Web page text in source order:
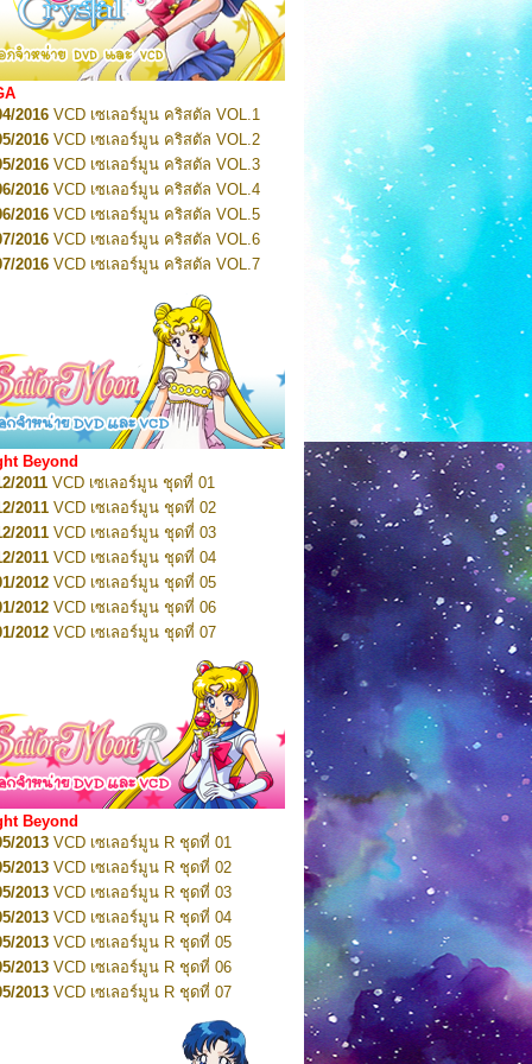
Pretty Guardian Sailor Moon Eternal
1
Pretty Guardian Sailor Moon Eternal
2
Pretty Guardian Sailor Moon Eternal
3
Pretty Guardian Sailor Moon Eternal
4
Pretty Guardian Sailor Moon Eternal
5
Pretty Guardian Sailor Moon Eternal
6
Pretty Guardian Sailor Moon Eternal
7
Pretty Guardian Sailor Moon Eternal
Pretty Guardian Sailor Moon Eternal
Pretty Guardian Sailor Moon Eternal
10
2026Code Name: Sailor V 1
2026Code Name: Sailor V 2
2016 VCD เซเลอร์มูน คริสตัล VOL.1
2016 VCD เซเลอร์มูน คริสตัล VOL.2
2016 VCD เซเลอร์มูน คริสตัล VOL.3
2016 VCD เซเลอร์มูน คริสตัล VOL.4
2016 VCD เซเลอร์มูน คริสตัล VOL.5
2016 VCD เซเลอร์มูน คริสตัล VOL.6
2016 VCD เซเลอร์มูน คริสตัล VOL.7
VCD เซเลอร์มูน คริสตัล VOL.9
VCD เซเลอร์มูน คริสตัล VOL.10
2016
VCD เซเลอร์มูน คริสตัล VOL.11
2016VCD เซเลอร์มูน คริสตัล VOL.12
2016VCD เซเลอร์มูน คริสตัล VOL.13
2016 DVD เซเลอร์มูน คริสตัล VOL.1
2016DVD เซเลอร์มูน คริสตัล VOL.2
2016 DVD เซเลอร์มูน คริสตัล VOL.3
2016 DVD เซเลอร์มูน คริสตัล VOL.4
2016 DVD เซเลอร์มูน คริสตัล VOL.5
2016 DVD เซเลอร์มูน คริสตัล VOL.6
2016DVD เซเลอร์มูน คริสตัล VOL.7
2016DVD เซเลอร์มูน คริสตัล VOL.8
2017 DVD เซเลอร์มูน คริสตัล Box-Set
Beyond
2011 VCD เซเลอร์มูน ชุดที่ 01
2011 VCD เซเลอร์มูน ชุดที่ 02
2011 VCD เซเลอร์มูน ชุดที่ 03
2011 VCD เซเลอร์มูน ชุดที่ 04
2012 VCD เซเลอร์มูน ชุดที่ 05
2012 VCD เซเลอร์มูน ชุดที่ 06
2012 VCD เซเลอร์มูน ชุดที่ 07
VCD เซเลอร์มูน ชุดที่ 08
VCD เซเลอร์มูน ชุดที่ 09
VCD เซเลอร์มูน ชุดที่ 10
2012VCD เซเลอร์มูน ชุดที่ 11
2012VCD เซเลอร์มูน ชุดที่ 12
2012VCD เซเลอร์มูน ชุดที่ 13
2012VCD เซเลอร์มูน ชุดที่ 14
2012 VCD เซเลอร์มูน ชุดที่ 15
VCD เซเลอร์มูน ชุดที่ 16
VCD เซเลอร์มูน ชุดที่ 17
VCD เซเลอร์มูน ชุดที่ 18
VCD เซเลอร์มูน ชุดที่ 19
VCD เซเลอร์มูน ชุดที่ 20
VCD เซเลอร์มูน ชุดที่ 21
VCD เซเลอร์มูน ชุดที่ 22
VCD เซเลอร์มูน ชุดที่ 23
DVD เซเลอร์มูน ชุดที่ 01
Beyond
2013 VCD เซเลอร์มูน R ชุดที่ 01
2013 VCD เซเลอร์มูน R ชุดที่ 02
2013 VCD เซเลอร์มูน R ชุดที่ 03
2013 VCD เซเลอร์มูน R ชุดที่ 04
2013 VCD เซเลอร์มูน R ชุดที่ 05
2013 VCD เซเลอร์มูน R ชุดที่ 06
2013 VCD เซเลอร์มูน R ชุดที่ 07
VCD เซเลอร์มูน R ชุดที่ 08
VCD เซเลอร์มูน R ชุดที่ 09